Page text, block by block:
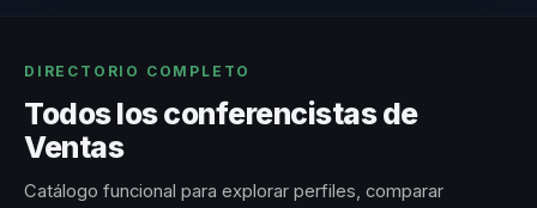
DIRECTORIO COMPLETO
Todos los conferencistas de
Ventas
Catálogo funcional para explorar perfiles, comparar